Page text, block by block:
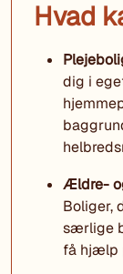
Hvad
dig i
Ældre-
Boliger,
særlige
få hjælp